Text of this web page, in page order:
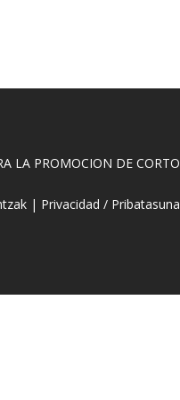
LA PROMOCION DE
| Privacidad / Pribatasuna